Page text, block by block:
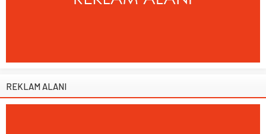
REKLAM ALANI